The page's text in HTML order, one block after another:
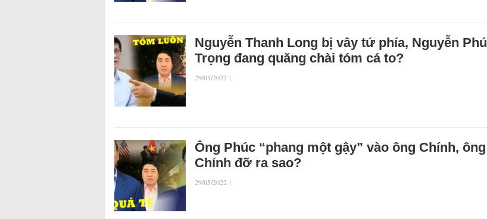
Nguyễn Thanh Long bị vây tứ phía, Nguyễn Phú
Trọng đang quăng chài tóm cá to?
29/05/2022 |
Ông Phúc “phang một gậy” vào ông Chính, ông
Chính đỡ ra sao?
29/05/2022 |